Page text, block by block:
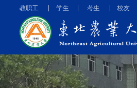
教职工 学生 考生 校友